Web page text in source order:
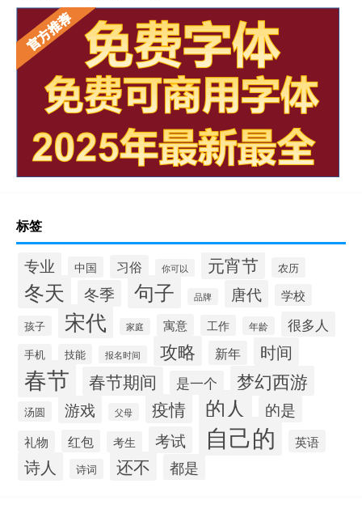
标签
专业 中国 习俗 你可以 元宵节 农历
冬天 冬季 句子 品牌 唐代 学校
孩子 宋代 家庭 寓意 工作 年龄 很多人
手机 技能 报名时间 攻略 新年 时间
春节 春节期间 是一个 梦幻西游
汤圆 游戏 父母 疫情 的人 的是
礼物 红包 考生 考试 自己的 英语
诗人 诗词 还不 都是